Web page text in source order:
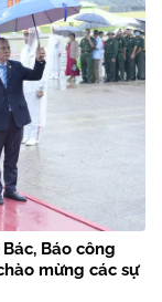
Báo công
mừng các sự